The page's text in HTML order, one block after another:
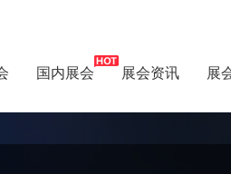
国内展会 展会资讯 展